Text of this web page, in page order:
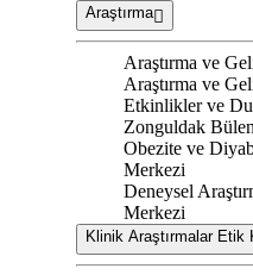
Araştırma
Araştırma ve
Araştırma ve
Etkinlikler ve
Zonguldak
Obezite ve
Merkezi
Deneysel
Merkezi
Klinik Araştırmalar Etik